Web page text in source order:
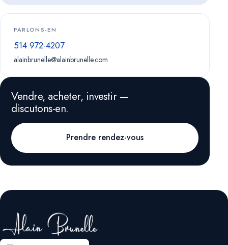
PARLONS-EN
514 972-4207
alainbrunelle@alainbrunelle.com
Vendre, acheter, investir —
discutons-en.
Prendre rendez-vous